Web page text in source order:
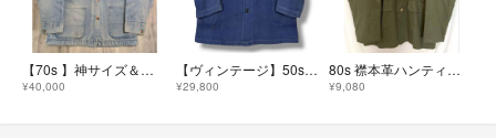
【70s 】神サイズ＆神フェード≪パーフェクト≫Big Mac Coverall
¥40,000
【ヴィンテージ】50s〜 ナス紺 ブルー モールスキン ユーロワークジャケット
¥29,800
80s 襟本革ハンティングジャケット オーバーサイズ 裏チェック レア
¥9,080